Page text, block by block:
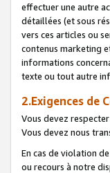
effectuer une autre
détaillées (et sous
vers ces articles ou
contenus marketing
informations
texte ou tout autre
2.Exigences de
Vous devez
Vous devez nous
En cas de violation
ou recours à notre